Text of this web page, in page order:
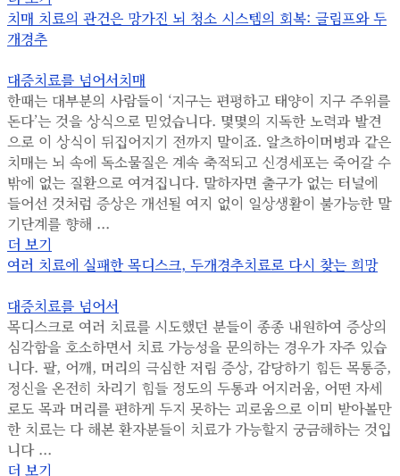
치매 치료의 관건은 망가진 뇌 청소 시스템의 회복: 글림프와 두
개경추
대증치료를 넘어서치매
한때는 대부분의 사람들이 ‘지구는 편평하고 태양이 지구 주위를
돈다’는 것을 상식으로 믿었습니다. 몇몇의 지독한 노력과 발견
으로 이 상식이 뒤집어지기 전까지 말이죠. 알츠하이머병과 같은
치매는 뇌 속에 독소물질은 계속 축적되고 신경세포는 죽어갈 수
밖에 없는 질환으로 여겨집니다. 말하자면 출구가 없는 터널에
들어선 것처럼 증상은 개선될 여지 없이 일상생활이 불가능한 말
기단계를 향해 ...
더 보기
여러 치료에 실패한 목디스크, 두개경추치료로 다시 찾는 희망
대증치료를 넘어서
목디스크로 여러 치료를 시도했던 분들이 종종 내원하여 증상의
심각함을 호소하면서 치료 가능성을 문의하는 경우가 자주 있습
니다. 팔, 어깨, 머리의 극심한 저림 증상, 감당하기 힘든 목통증,
정신을 온전히 차리기 힘들 정도의 두통과 어지러움, 어떤 자세
로도 목과 머리를 편하게 두지 못하는 괴로움으로 이미 받아볼만
한 치료는 다 해본 환자분들이 치료가 가능할지 궁금해하는 것입
니다 ...
더 보기